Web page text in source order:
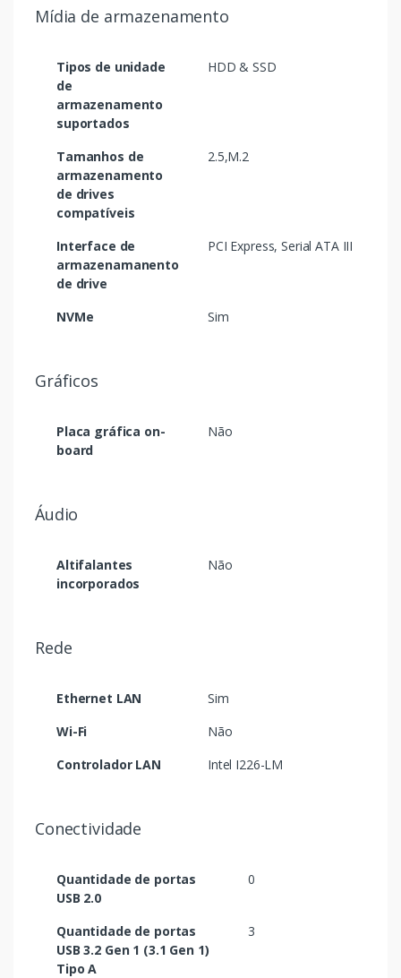
Mídia de armazenamento
Tipos de unidade
de
armazenamento
suportados
HDD & SSD
Tamanhos de
armazenamento
de drives
compatíveis
2.5,M.2
Interface de
armazenamanento
de drive
PCI Express, Serial ATA III
NVMe Sim
Gráficos
Placa gráfica on-
board
Não
Áudio
Altifalantes
incorporados
Não
Rede
Ethernet LAN
Sim
Wi-Fi
Não
Controlador LAN
Intel I226-LM
Conectividade
Quantidade de portas
USB 2.0
0
Quantidade de portas
USB 3.2 Gen 1 (3.1 Gen 1)
Tipo A
3